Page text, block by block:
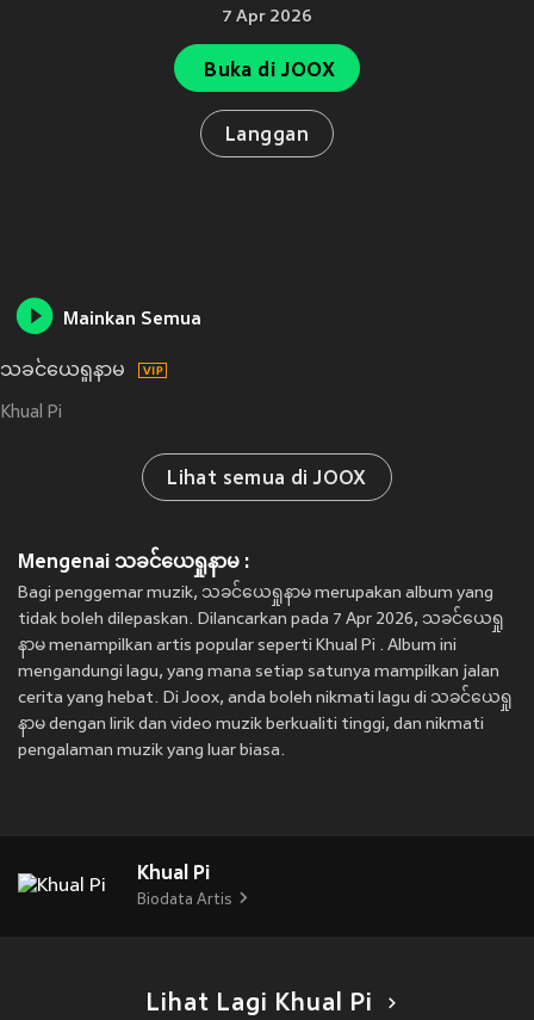
7 Apr 2026
Buka di JOOX
Langgan
Mainkan Semua
သခင်ယေရှုနာမ
Khual Pi
Lihat semua di JOOX
Mengenai သခင်ယေရှုနာမ :
Bagi penggemar muzik, သခင်ယေရှုနာမ merupakan album yang
tidak boleh dilepaskan. Dilancarkan pada 7 Apr 2026, သခင်ယေရှု
နာမ menampilkan artis popular seperti Khual Pi . Album ini
mengandungi lagu, yang mana setiap satunya mampilkan jalan
cerita yang hebat. Di Joox, anda boleh nikmati lagu di သခင်ယေရှု
နာမ dengan lirik dan video muzik berkualiti tinggi, dan nikmati
pengalaman muzik yang luar biasa.
Khual Pi
Biodata Artis
Lihat Lagi Khual Pi